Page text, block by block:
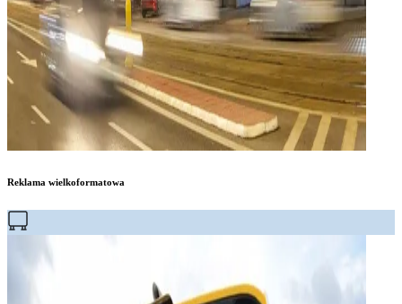
Reklama wielkoformatowa